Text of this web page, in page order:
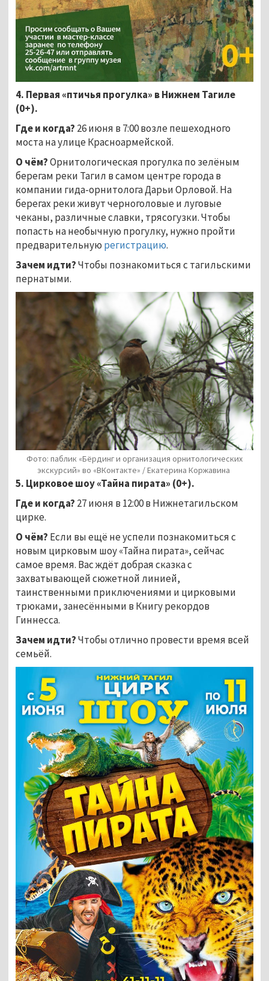
4. Первая «птичья прогулка» в Нижнем Тагиле
(0+).
Где и когда? 26 июня в 7:00 возле пешеходного
моста на улице Красноармейской.
О чём?Орнитологическая прогулка по зелёным
берегам реки Тагил в самом центре города в
компании гида-орнитолога Дарьи Орловой. На
берегах реки живут черноголовые и луговые
чеканы, различные славки, трясогузки. Чтобы
попасть на необычную прогулку, нужно пройти
предварительную регистрацию.
Зачем идти?Чтобы познакомиться с тагильскими
пернатыми.
Фото: паблик «Бёрдинг и организация орнитологических
экскурсий» во «ВКонтакте» / Екатерина Коржавина
5. Цирковое шоу «Тайна пирата» (0+).
Где и когда? 27 июня в 12:00 в Нижнетагильском
цирке.
О чём? Если вы ещё не успели познакомиться с
новым цирковым шоу «Тайна пирата», сейчас
самое время. Вас ждёт добрая сказка с
захватывающей сюжетной линией,
таинственными приключениями и цирковыми
трюками, занесёнными в Книгу рекордов
Гиннесса.
Зачем идти?Чтобы отлично провести время всей
семьёй.